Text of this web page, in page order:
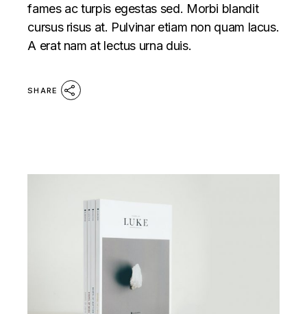
fames ac turpis egestas sed. Morbi blandit
cursus risus at. Pulvinar etiam non quam lacus.
A erat nam at lectus urna duis.
SHARE